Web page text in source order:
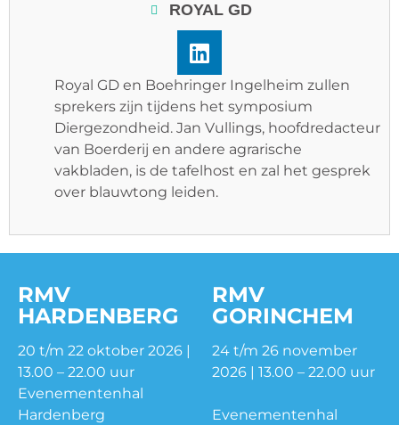
ROYAL GD
Royal GD en Boehringer Ingelheim zullen
sprekers zijn tijdens het symposium
Diergezondheid. Jan Vullings, hoofdredacteur
van Boerderij en andere agrarische
vakbladen, is de tafelhost en zal het gesprek
over blauwtong leiden.
RMV
HARDENBERG
20 t/m 22 oktober 2026 |
13.00 – 22.00 uur
Evenementenhal
Hardenberg
RMV
GORINCHEM
24 t/m 26 november
2026 | 13.00 – 22.00 uur
Evenementenhal